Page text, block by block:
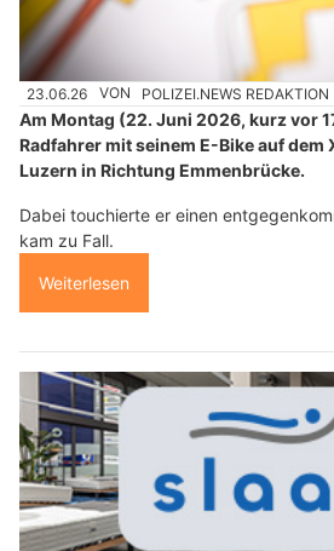
23.06.26 VON POLIZEI.NEWS REDAKTION
Am Montag (22. Juni 2026, kurz vor
Radfahrer mit seinem E-Bike auf dem
Luzern in Richtung Emmenbrücke.
Dabei touchierte er einen
kam zu Fall.
Weiterlesen